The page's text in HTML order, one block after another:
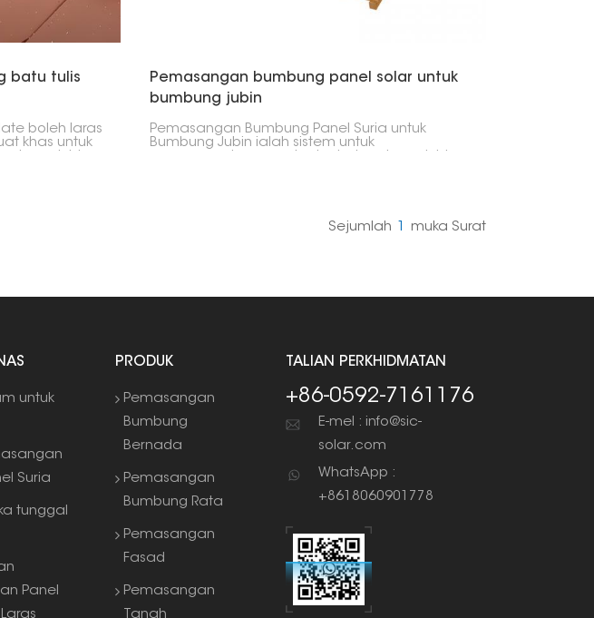
batu tulis
boleh laras
khas untuk
Pemasangan bumbung panel solar untuk
bumbung jubin
Pemasangan Bumbung Panel Suria untuk
Bumbung Jubin ialah sistem untuk
keperluan untuk membuat penutupan kedap
Sejumlah 1 Muka Surat
untuk
Suria
tunggal
Panel
PRODUK
Pemasangan
Bumbung
Bernada
Pemasangan
Bumbung Rata
Pemasangan
Fasad
Pemasangan
Tanah
TALIAN PERKHIDMATAN
+86-0592-7161176
E-mel : info@sic-
solar.com
WhatsApp :
+8618060901778